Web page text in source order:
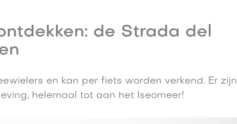
de Strada del
en kan per fiets worden verkend. Er zijn
helemaal tot aan het Iseomeer!